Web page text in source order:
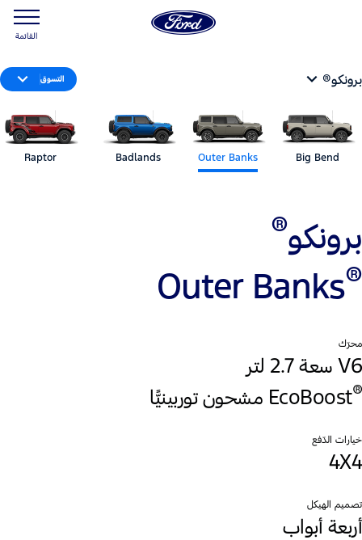
القائمة
برونكو® التسوق
Big Bend
Outer Banks
Badlands
Raptor
برونكو®
®
Outer Banks
محرّك
V6 سعة 2.7 لتر
EcoBoost®
خيارات الدّفع
4X4
تصميم الهيكل
أربعة أبواب